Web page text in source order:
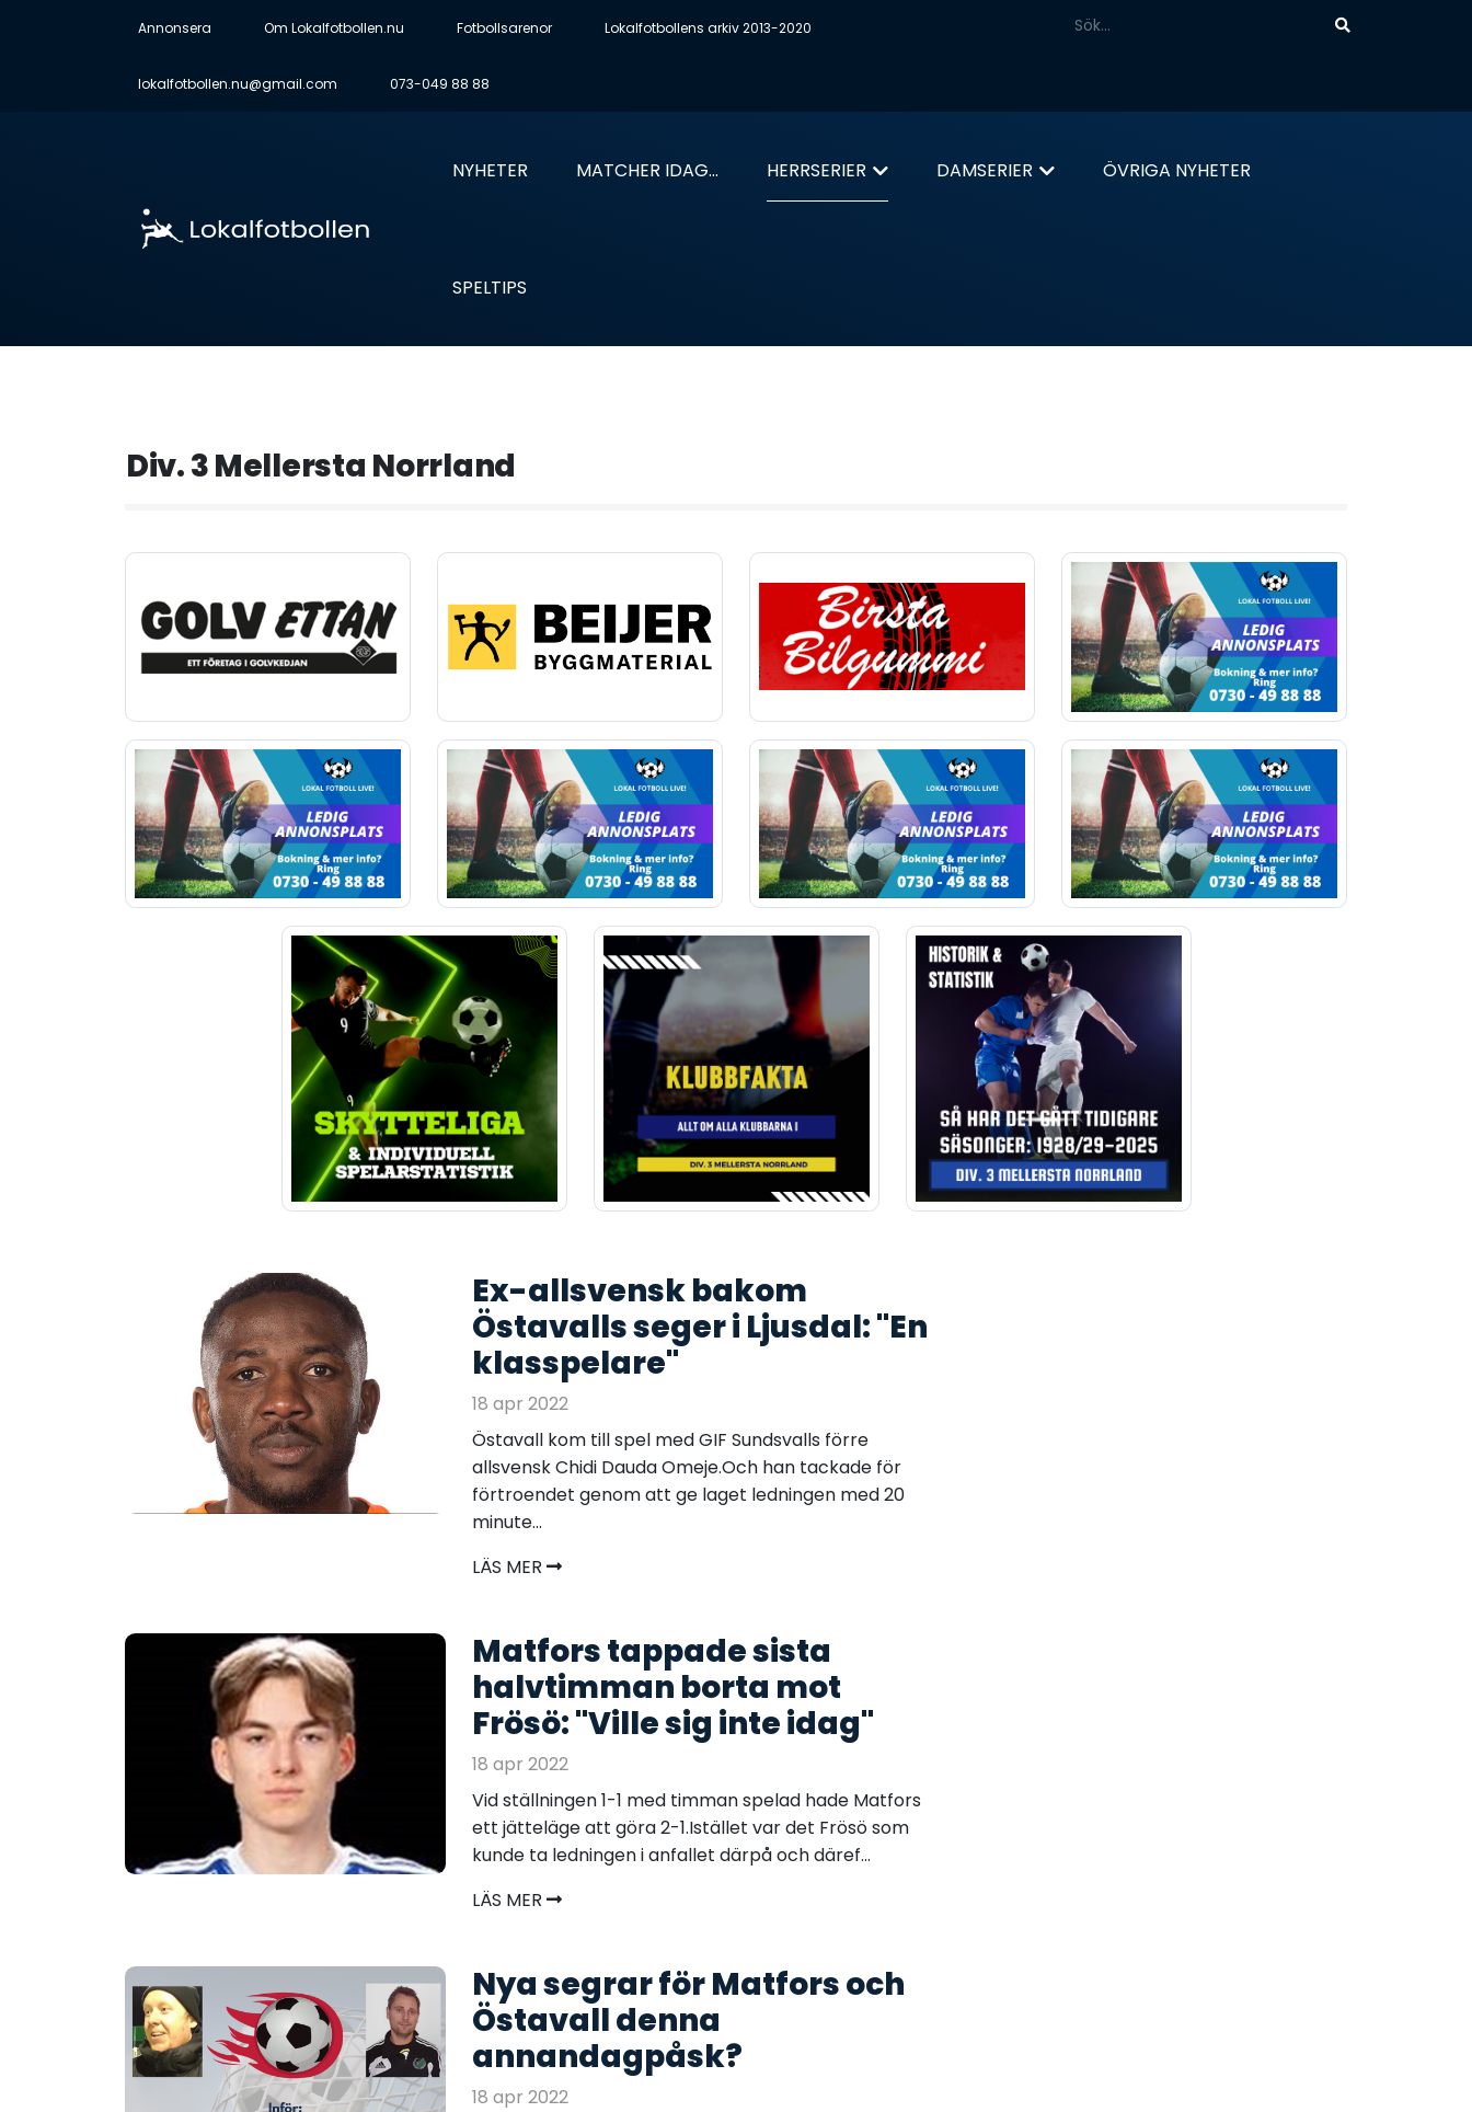
Annonsera Om Lokalfotbollen.nu Fotbollsarenor Lokalfotbollens arkiv 2013-2020
lokalfotbollen.nu@gmail.com 073-049 88 88
NYHETER MATCHER IDAG... HERRSERIER DAMSERIER ÖVRIGA NYHETER
SPELTIPS
Div. 3 Mellersta Norrland
Ex-allsvensk bakom
Östavalls seger i Ljusdal: "En
klasspelare"
18 apr 2022
Östavall kom till spel med GIF Sundsvalls förre
allsvensk Chidi Dauda Omeje.Och han tackade för
förtroendet genom att ge laget ledningen med 20
minute...
LÄS MER
Matfors tappade sista
halvtimman borta mot
Frösö: "Ville sig inte idag"
18 apr 2022
Vid ställningen 1-1 med timman spelad hade Matfors
ett jätteläge att göra 2-1.Istället var det Frösö som
kunde ta ledningen i anfallet därpå och däref...
LÄS MER
Nya segrar för Matfors och
Östavall denna
annandagpåsk?
18 apr 2022